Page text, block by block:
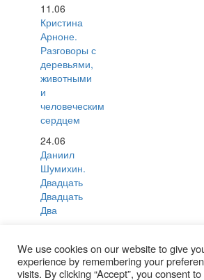
11.06
Кристина
Арноне.
Разговоры с
деревьями,
животными
и
человеческим
сердцем
24.06
Даниил
Шумихин.
Двадцать
Двадцать
Два
Polokkio
09.06 Lev
We use cookies on our website to give
experience by remembering your
visits. By clicking “Accept”, you consent